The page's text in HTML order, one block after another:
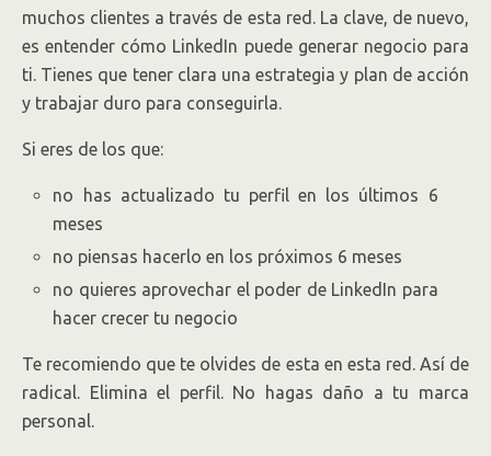
muchos clientes a través de esta red. La clave, de nuevo,
es entender cómo LinkedIn puede generar negocio para
ti. Tienes que tener clara una estrategia y plan de acción
y trabajar duro para conseguirla.
Si eres de los que:
no has actualizado tu perfil en los últimos 6
meses
no piensas hacerlo en los próximos 6 meses
no quieres aprovechar el poder de LinkedIn para
hacer crecer tu negocio
Te recomiendo que te olvides de esta en esta red. Así de
radical. Elimina el perfil. No hagas daño a tu marca
personal.